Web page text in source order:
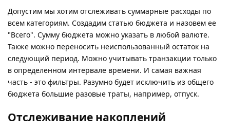
Допустим мы хотим отслеживать суммарные расходы по
всем категориям. Создадим статью бюджета и назовем ее
"Всего". Сумму бюджета можно указать в любой валюте.
Также можно переносить неиспользованный остаток на
следующий период. Можно учитывать транзакции только
в определенном интервале времени. И самая важная
часть - это фильтры. Разумно будет исключить из общего
бюджета большие разовые траты, например, отпуск.
Отслеживание накоплений